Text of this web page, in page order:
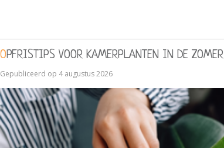
OPFRISTIPS VOOR KAMERPLANTEN IN DE ZOMER
Gepubliceerd op 4 augustus 2026